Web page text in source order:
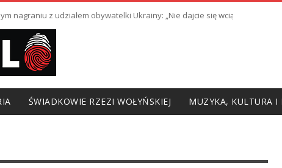
nagraniu z udziałem obywatelki Ukrainy: „Nie dajcie się wciągnąć w
ŚWIADKOWIE RZEZI WOŁYŃSKIEJ MUZYKA, KULTURA I